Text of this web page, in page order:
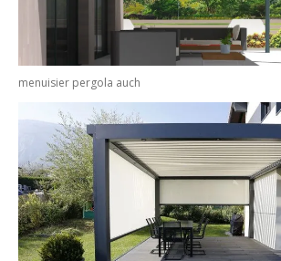
menuisier pergola auch